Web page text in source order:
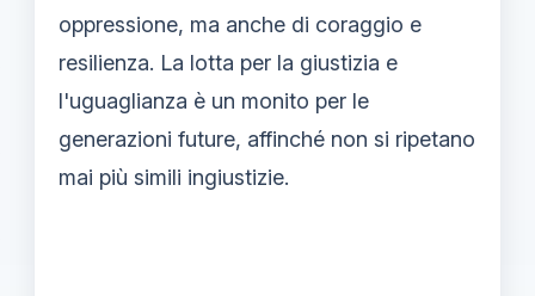
oppressione, ma anche di coraggio e
resilienza. La lotta per la giustizia e
l'uguaglianza è un monito per le
generazioni future, affinché non si ripetano
mai più simili ingiustizie.